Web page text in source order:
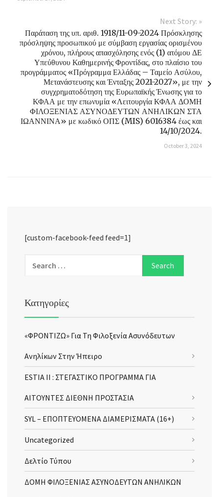
Next Story: »
Παράταση της υπ. αριθ. 1918/11-09-2024 Πρόσκλησης
πρόσληψης προσωπικού με σύμβαση εργασίας ορισμένου
χρόνου, πλήρους απασχόλησης ενός (1) ατόμου ΔΕ
Υπεύθυνου Καθημερινής Φροντίδας, στο πλαίσιο του
προγράμματος «Πρόγραμμα Ελλάδας – Ταμείο Ασύλου,
Μετανάστευσης και Ένταξης 2021-2027», με την
συγχρηματοδότηση της Ευρωπαϊκής Ένωσης για το
ΚΦΑΑ με την επωνυμία «Λειτουργία ΚΦΑΑ ΔΟΜΗ
ΦΙΛΟΞΕΝΙΑΣ ΑΣΥΝΟΔΕΥΤΩΝ ΑΝΗΛΙΚΩΝ ΣΤΑ
ΙΩΑΝΝΙΝΑ» με κωδικό ΟΠΣ (MIS) 6016384 έως και
14/10/2024.
October 3, 2024
[custom-facebook-feed feed=1]
Κατηγορίες
«ΦΡΟΝΤΙΖΩ» Για Τη Φιλοξενία Ασυνόδευτων
Ανηλίκων Στην Ήπειρο
ESTIA II : ΣΤΕΓΑΣΤΙΚΟ ΠΡΟΓΡΑΜΜΑ ΓΙΑ
ΑΙΤΟΥΝΤΕΣ ΔΙΕΘΝΗ ΠΡΟΣΤΑΣΙΑ
SYL – ΕΠΟΠΤΕΥΟΜΕΝΑ ΔΙΑΜΕΡΙΣΜΑΤΑ (16+)
Uncategorized
Δελτίο Τύπου
ΔΟΜΗ ΦΙΛΟΞΕΝΙΑΣ ΑΣΥΝΟΔΕΥΤΩΝ ΑΝΗΛΙΚΩΝ